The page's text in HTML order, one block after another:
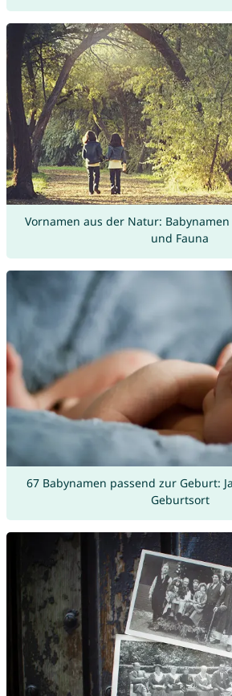
Vornamen aus der Natur:
und Fauna
67 Babynamen passend zur Geburt:
Geburtsort